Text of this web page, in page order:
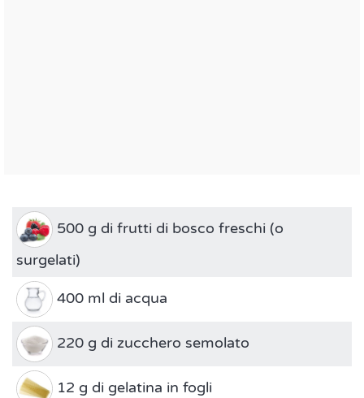
500 g di frutti di bosco freschi (o
surgelati)
400 ml di acqua
220 g di zucchero semolato
12 g di gelatina in fogli